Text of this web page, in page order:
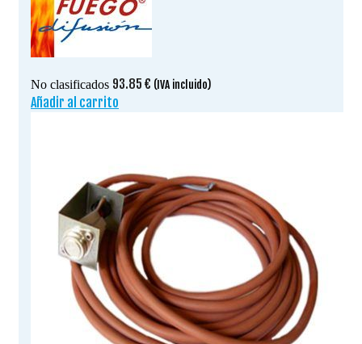
No clasificados 93.85 € (IVA incluido)
Añadir al carrito